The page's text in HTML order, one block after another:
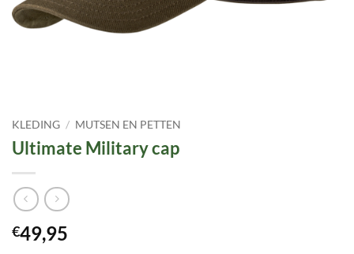
KLEDING / MUTSEN EN PETTEN
Ultimate Military cap
€49,95